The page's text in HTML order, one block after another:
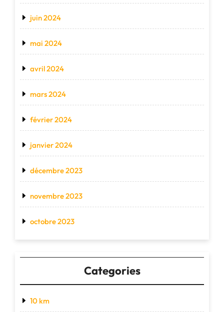
juin 2024
mai 2024
avril 2024
mars 2024
février 2024
janvier 2024
décembre 2023
novembre 2023
octobre 2023
Categories
10 km